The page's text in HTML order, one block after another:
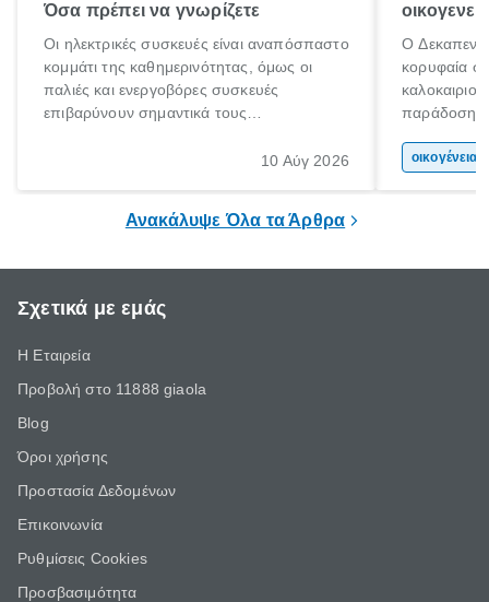
Όσα πρέπει να γνωρίζετε
Οι ηλεκτρικές συσκευές είναι αναπόσπαστο
κομμάτι της καθημερινότητας, όμως οι
παλιές και ενεργοβόρες συσκευές
επιβαρύνουν σημαντικά τους
Εδώ ακριβώς έρχεται να βοηθήσει η
καλύπτουν μέρος του κόστους
10 Αύγ 2026
Ο
κορυφαία
παράδοση με
χώρας. Είτε
Ανακάλυψε Όλα τα Άρθρα
Σχετικά με εμάς
Η Εταιρεία
Προβολή στο 11888 giaola
Blog
Όροι χρήσης
Προστασία Δεδομένων
Επικοινωνία
Ρυθμίσεις Cookies
Προσβασιμότητα